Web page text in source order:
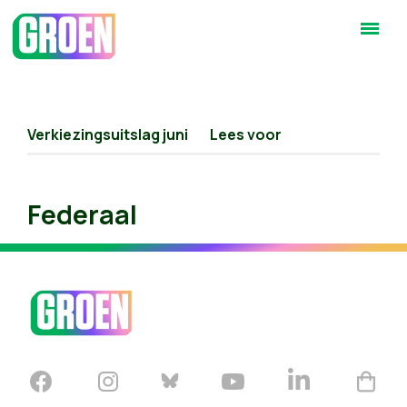
Verkiezingsuitslag juni Lees voor
Federaal